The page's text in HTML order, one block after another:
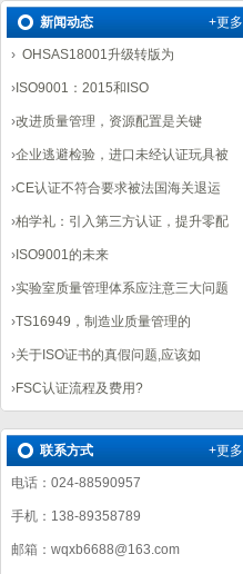
+更多
新闻动态
› OHSAS18001升级转版为
› ISO9001：2015和ISO
›改进质量管理，资源配置是关键
›企业逃避检验，进口未经认证玩具被
›CE认证不符合要求被法国海关退运
›柏学礼：引入第三方认证，提升零配
› ISO9001的未来
›实验室质量管理体系应注意三大问题
›TS16949，制造业质量管理的
›关于ISO证书的真假问题,应该如
›FSC认证流程及费用?
+更多
联系方式
电话：024-88590957
手机：138-89358789
邮箱：wqxb6688@163.com